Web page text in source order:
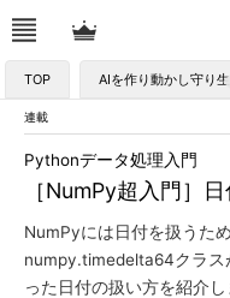
TOP AIを作り動かし守り
連載
［NumPy超入門］
Pythonデータ処理入門
NumPyには日付を扱うた
numpy.timedelta64クラス
った日付の扱い方を紹介し